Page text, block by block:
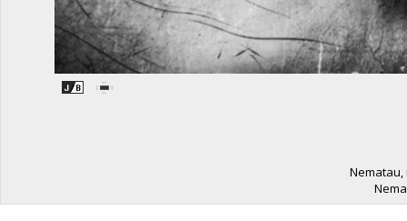
Nematau,